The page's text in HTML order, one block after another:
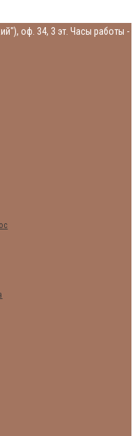
оф. 34, 3 эт. Часы работы -